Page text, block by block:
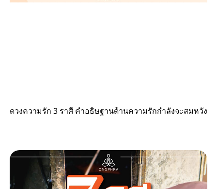
ดวงความรัก 3 ราศี คำอธิษฐานด้านความรักกำลังจะสมหวัง